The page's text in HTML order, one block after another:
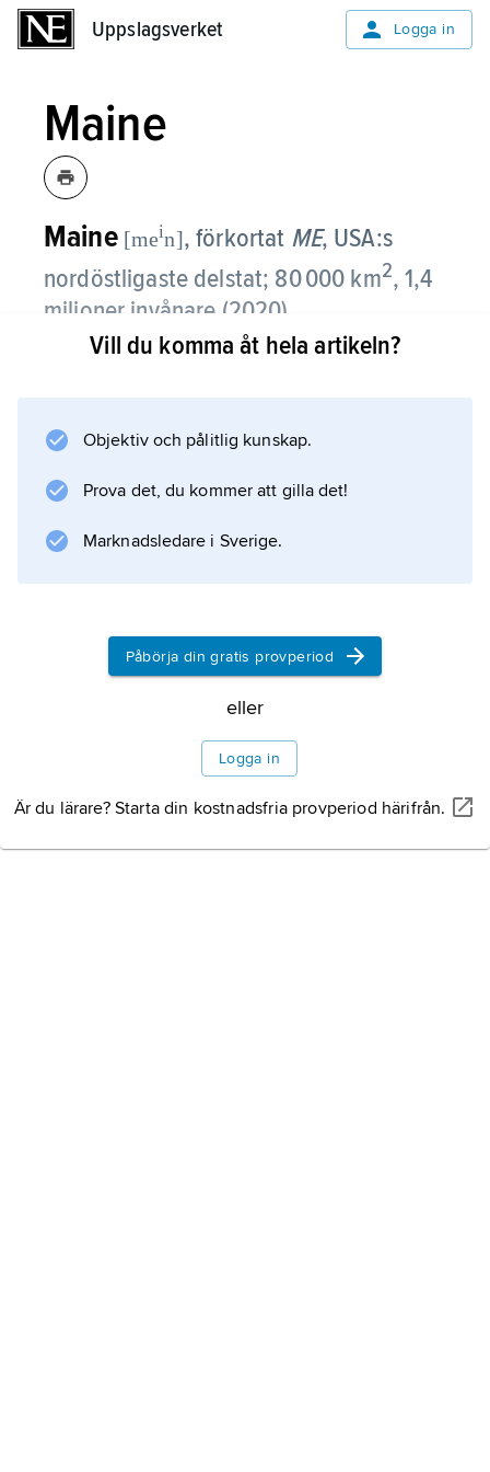
Uppslagsverket Logga in
Maine
Maine [mein], förkortat ME, USA:s
nordöstligaste delstat; 80 000 km2, 1,4
miljoner invånare (2020).
Maine är den största av de sex New England-
Natur
Befolkning
Turism och gastronomi
Vill du komma åt hela artikeln?
Objektiv och pålitlig kunskap.
Prova det, du kommer att gilla det!
Marknadsledare i Sverige.
Påbörja din gratis provperiod
eller
Logga in
Är du lärare? Starta din kostnadsfria provperiod härifrån.